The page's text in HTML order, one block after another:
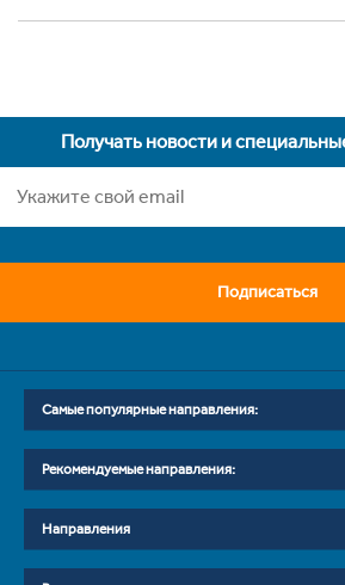
Получать новости и
Подписаться
Самые популярные направления:
Рекомендуемые направления:
Направления